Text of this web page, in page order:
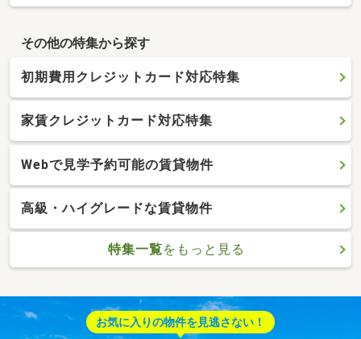
その他の特集から探す
初期費用クレジットカード対応特集
家賃クレジットカード対応特集
Webで見学予約可能の賃貸物件
高級・ハイグレードな賃貸物件
特集一覧をもっと見る
お気に入りの物件を見逃さない！